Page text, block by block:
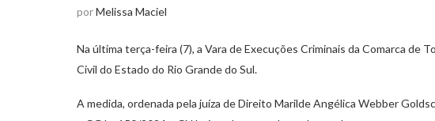
porMelissa Maciel
Na última terça-feira (7), a Vara de Execuções Criminais da Comarca de
Civil do Estado do Rio Grande do Sul.
A medida, ordenada pela juíza de Direito Marilde Angélica Webber